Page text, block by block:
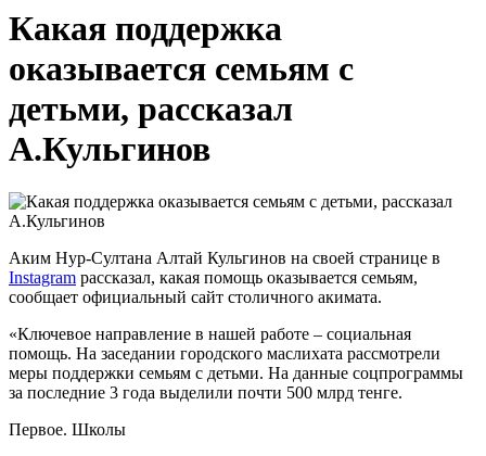
Какая поддержка
оказывается семьям с
детьми, рассказал
А.Кульгинов
Аким Нур-Султана Алтай Кульгинов на своей странице в
Instagram рассказал, какая помощь оказывается семьям,
сообщает официальный сайт столичного акимата.
«Ключевое направление в нашей работе – социальная
помощь. На заседании городского маслихата рассмотрели
меры поддержки семьям с детьми. На данные соцпрограммы
за последние 3 года выделили почти 500 млрд тенге.
Первое. Школы